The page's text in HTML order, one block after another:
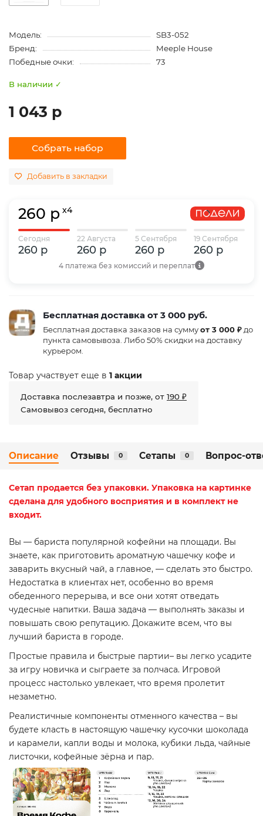
Модель:
SB3-052
Бренд:
Meeple House
Победные очки:
73
В наличии ✓
1 043 р
Собрать набор
Добавить в закладки
260 р x4
Сегодня
260 р
22 Августа
260 р
5 Сентября
260 р
19 Сентября
260 р
4 платежа без комиссий и переплат
Бесплатная доставка от 3 000 руб.
Бесплатная доставка заказов на суммуот 3 000 ₽ до
пункта самовывоза. Либо 50% скидки на доставку
курьером.
Товар участвует еще в 1 акции
Доставка послезавтра и позже, от 190 ₽
Самовывоз сегодня, бесплатно
Описание Отзывы 0 Сетапы 0 Вопрос-
Сетап продается без упаковки. Упаковка на картинке
сделана для удобного восприятия и в комплект не
входит.
Вы — бариста популярной кофейни на площади. Вы
знаете, как приготовить ароматную чашечку кофе и
заварить вкусный чай, а главное, — сделать это быстро.
Недостатка в клиентах нет, особенно во время
обеденного перерыва, и все они хотят отведать
чудесные напитки. Ваша задача — выполнять заказы и
повышать свою репутацию. Докажите всем, что вы
лучший бариста в городе.
Простые правила и быстрые партии– вы легко усадите
за игру новичка и сыграете за полчаса. Игровой
процесс настолько увлекает, что время пролетит
незаметно.
Реалистичные компоненты отменного качества – вы
будете класть в настоящую чашечку кусочки шоколада
и карамели, капли воды и молока, кубики льда, чайные
листочки, кофейные зёрна и пар.